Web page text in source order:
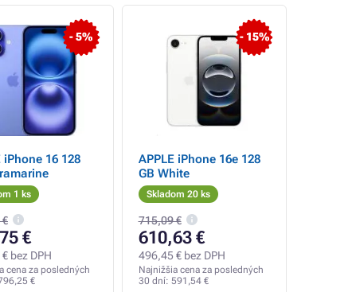
- 5%
iPhone 16 128
1 ks
€
bez DPH
cena za posledných
€
- 15%
APPLE iPhone 16e 128
GB White
Skladom 20 ks
715,09 €
610,63 €
496,45 € bez DPH
Najnižšia cena za posledných
30 dní: 591,54 €